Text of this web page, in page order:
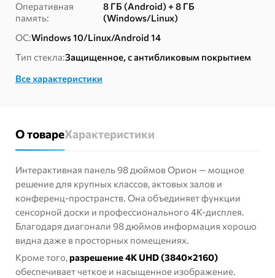
"Орион"
Оперативная
память:
8 ГБ (Android) + 8 ГБ
(Windows/Linux)
ОС:Windows 10/Linux/Android 14
Тип стекла:Защищенное, с антибликовым покрытием
Все характеристики
О товареХарактеристики
Интерактивная панель 98 дюймов Орион — мощное
решение для крупных классов, актовых залов и
конференц-пространств. Она объединяет функции
сенсорной доски и профессионального 4K-дисплея.
Благодаря диагонали 98 дюймов информация хорошо
видна даже в просторных помещениях.
Кроме того,разрешение 4K UHD (3840×2160)
обеспечивает четкое и насыщенное изображение.